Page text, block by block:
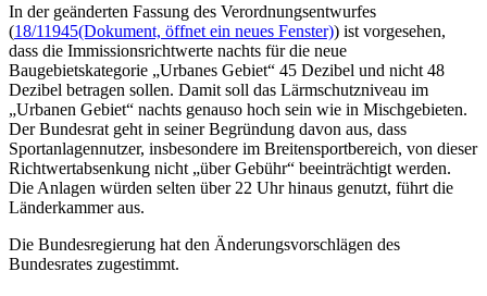
In der geänderten Fassung des Verordnungsentwurfes
(18/11945(Dokument, öffnet ein neues Fenster)) ist vorgesehen,
dass die Immissionsrichtwerte nachts für die neue
Baugebietskategorie „Urbanes Gebiet“ 45 Dezibel und nicht 48
Dezibel betragen sollen. Damit soll das Lärmschutzniveau im
„Urbanen Gebiet“ nachts genauso hoch sein wie in Mischgebieten.
Der Bundesrat geht in seiner Begründung davon aus, dass
Sportanlagennutzer, insbesondere im Breitensportbereich, von dieser
Richtwertabsenkung nicht „über Gebühr“ beeinträchtigt werden.
Die Anlagen würden selten über 22 Uhr hinaus genutzt, führt die
Länderkammer aus.
Die Bundesregierung hat den Änderungsvorschlägen des
Bundesrates zugestimmt.